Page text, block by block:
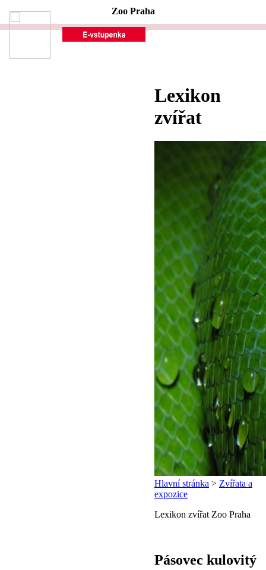
Zoo Praha
Lexikon
zvířat
Hlavní stránka > Zvířata a
expozice
Lexikon zvířat Zoo Praha
Pásovec kulovitý